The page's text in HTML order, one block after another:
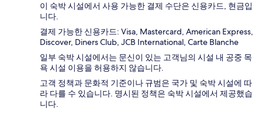
이 숙박 시설에서 사용 가능한 결제 수단은 신용카드, 현금입
니다.
결제 가능한 신용카드: Visa, Mastercard, American Express,
Discover, Diners Club, JCB International, Carte Blanche
일부 숙박 시설에서는 문신이 있는 고객님의 시설 내 공중 목
욕 시설 이용을 허용하지 않습니다.
고객 정책과 문화적 기준이나 규범은 국가 및 숙박 시설에 따
라 다를 수 있습니다. 명시된 정책은 숙박 시설에서 제공했습
니다.